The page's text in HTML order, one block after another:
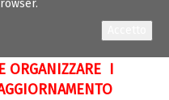
ORGANIZZARE I